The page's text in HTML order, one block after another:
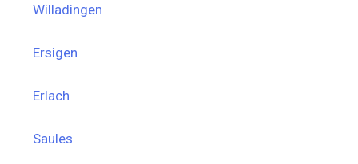
Willadingen
Ersigen
Erlach
Saules